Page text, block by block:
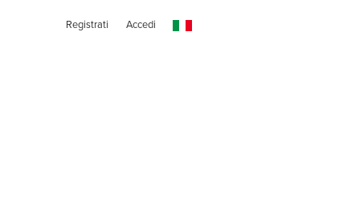
Registrati Accedi